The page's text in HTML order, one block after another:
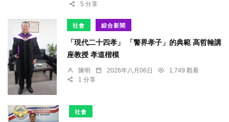
5 分享
社會 綜合新聞
「現代二十四孝」 「警界孝子」的典範 高哲翰講
座教授 孝道楷模
陳明 2026年八月06日
1,749 觀看
1 分享
社會